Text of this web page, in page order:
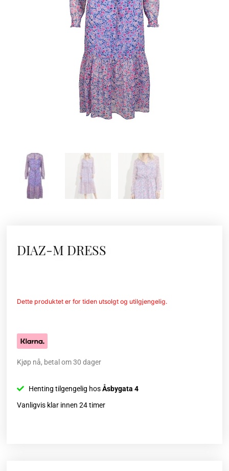
DIAZ-M DRESS
Dette produktet er for tiden utsolgt og utilgjengelig.
Kjøp nå, betal om 30 dager
Henting tilgengelig hosÅsbygata 4
Vanligvis klar innen 24 timer